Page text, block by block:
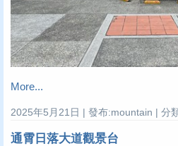
More...
2025年5月21日 | 發布:mountain | 分
通霄日落大道觀景台